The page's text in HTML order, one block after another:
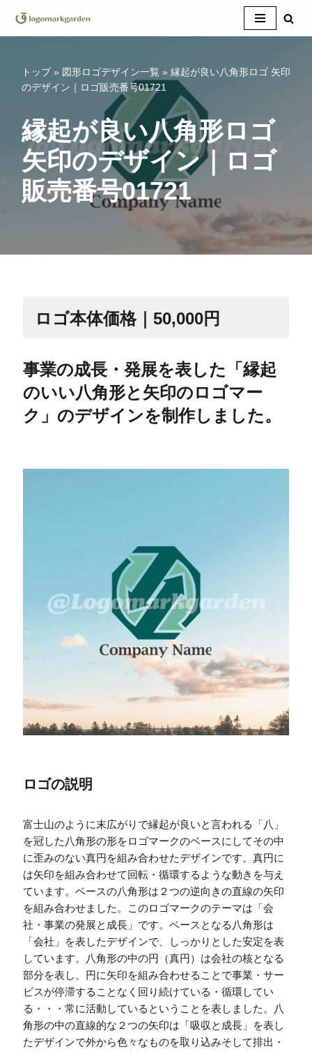
コ
トップ» 図形ロゴデザイン一覧 » 縁起が良い八角形ロゴ 矢印
のデザイン｜ロゴ販売番号01721
縁起が良い八角形ロゴ
矢印のデザイン｜ロゴ
販売番号01721
ロゴ本体価格｜50,000円
事業の成長・発展を表した「縁起
のいい八角形と矢印のロゴマー
ク」のデザインを制作しました。
ロゴの説明
富士山のように末広がりで縁起が良いと言われる「八」
を冠した八角形の形をロゴマークのベースにしてその中
に歪みのない真円を組み合わせたデザインです。真円に
は矢印を組み合わせて回転・循環するような動きを与え
ています。ベースの八角形は２つの逆向きの直線の矢印
を組み合わせました。このロゴマークのテーマは「会
社・事業の発展と成長」です。ベースとなる八角形は
「会社」を表したデザインで、しっかりとした安定を表
しています。八角形の中の円（真円）は会社の核となる
部分を表し、円に矢印を組み合わせることで事業・サー
ビスが停滞することなく回り続けている・循環してい
る・・・常に活動しているということを表しました。八
角形の中の直線的な２つの矢印は「吸収と成長」を表し
たデザインで外から色々なものを取り込みそして排出・